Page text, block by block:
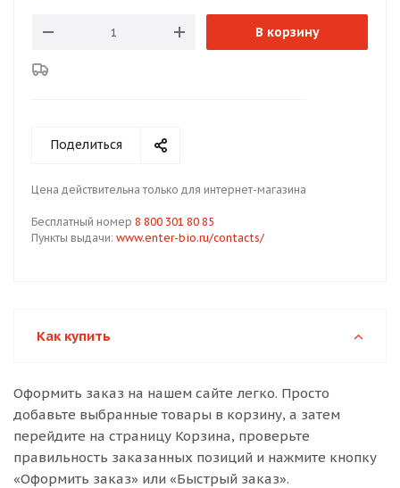
В корзину
Поделиться
Цена действительна только для интернет-магазина
Бесплатный номер 8 800 301 80 85
Пункты выдачи: www.enter-bio.ru/contacts/
Как купить
Оформить заказ на нашем сайте легко. Просто
добавьте выбранные товары в корзину, а затем
перейдите на страницу Корзина, проверьте
правильность заказанных позиций и нажмите кнопку
«Оформить заказ» или «Быстрый заказ».